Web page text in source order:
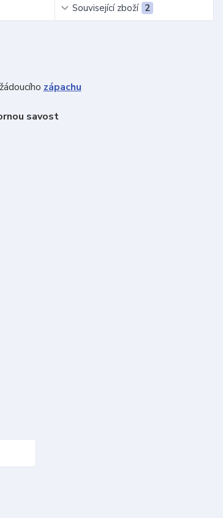
Související zboží 2
zápachu
savost